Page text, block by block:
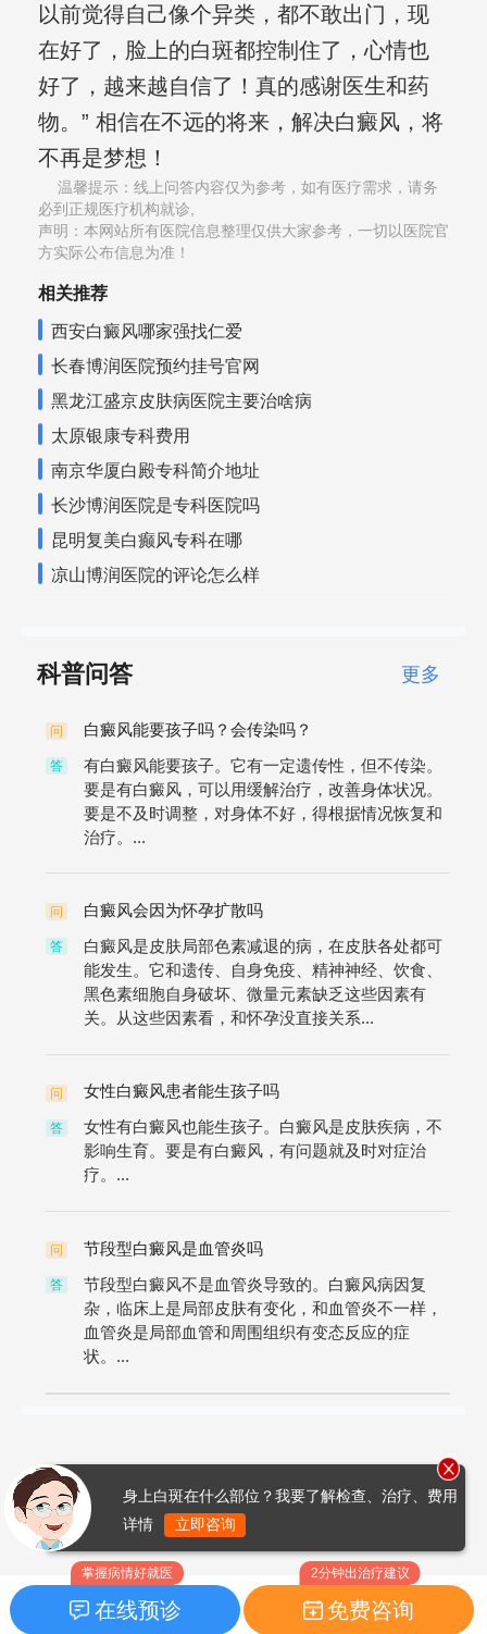
以前觉得自己像个异类，都不敢出门，现
在好了，脸上的白斑都控制住了，心情也
好了，越来越自信了！真的感谢医生和药
物。” 相信在不远的将来，解决白癜风，将
不再是梦想！
温馨提示：线上问答内容仅为参考，如有医疗需求，请务
必到正规医疗机构就诊,
声明：本网站所有医院信息整理仅供大家参考，一切以医院官
方实际公布信息为准！
相关推荐
西安白癜风哪家强找仁爱
长春博润医院预约挂号官网
黑龙江盛京皮肤病医院主要治啥病
太原银康专科费用
南京华厦白殿专科简介地址
长沙博润医院是专科医院吗
昆明复美白癫风专科在哪
凉山博润医院的评论怎么样
科普问答 更多
问 白癜风能要孩子吗？会传染吗？
答
有白癜风能要孩子。它有一定遗传性，但不传染。
要是有白癜风，可以用缓解治疗，改善身体状况。
要是不及时调整，对身体不好，得根据情况恢复和
治疗。...
问 白癜风会因为怀孕扩散吗
答
白癜风是皮肤局部色素减退的病，在皮肤各处都可
能发生。它和遗传、自身免疫、精神神经、饮食、
黑色素细胞自身破坏、微量元素缺乏这些因素有
关。从这些因素看，和怀孕没直接关系...
问 女性白癜风患者能生孩子吗
答
女性有白癜风也能生孩子。白癜风是皮肤疾病，不
影响生育。要是有白癜风，有问题就及时对症治
疗。...
问 节段型白癜风是血管炎吗
答
节段型白癜风不是血管炎导致的。白癜风病因复
杂，临床上是局部皮肤有变化，和血管炎不一样，
血管炎是局部血管和周围组织有变态反应的症
状。...
掌握病情好就医
在线预诊
2分钟出治疗建议
免费咨询
身上白斑在什么部位？我要了解检查、治疗、费用
详情
立即咨询